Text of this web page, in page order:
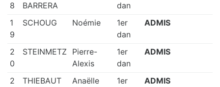
8
BARRERA
dan
1
9
SCHOUG Noémie
1er
dan
ADMIS
2
0
STEINMETZ
Pierre-
Alexis
1er
dan
ADMIS
2
THIEBAUT Anaëlle
1er
ADMIS